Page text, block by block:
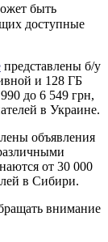
быть
доступные
представлены б/у
и 128 ГБ
до 6 549 грн,
в Украине.
объявления
от 30 000
в Сибири.
внимание